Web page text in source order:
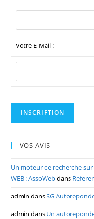
Votre E-Mail :
VOS AVIS
Un moteur de recherche
WEB : AssoWebdans
admin dansSG
admin dans Un